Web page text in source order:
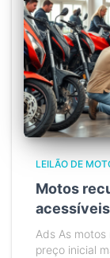
LEILÃO DE
Motos
Ads As
preço inicial